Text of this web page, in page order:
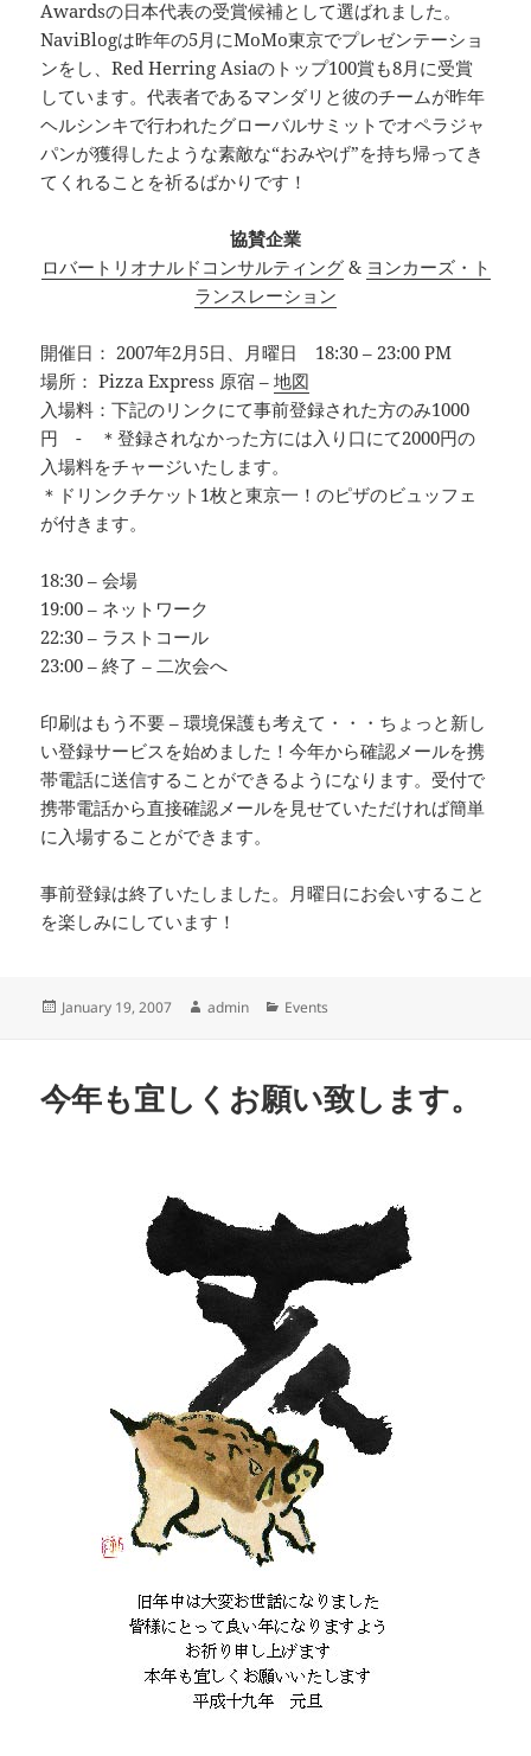
Awardsの日本代表の受賞候補として選ばれました。
NaviBlogは昨年の5月にMoMo東京でプレゼンテーショ
ンをし、Red Herring Asiaのトップ100賞も8月に受賞
しています。代表者であるマンダリと彼のチームが昨年
ヘルシンキで行われたグローバルサミットでオペラジャ
パンが獲得したような素敵な“おみやげ”を持ち帰ってき
てくれることを祈るばかりです！
協賛企業
ロバートリオナルドコンサルティング& ヨンカーズ・ト
ランスレーション
開催日： 2007年2月5日、月曜日 18:30 – 23:00 PM
場所： Pizza Express 原宿 –地図
入場料：下記のリンクにて事前登録された方のみ1000
円 - ＊登録されなかった方には入り口にて2000円の
入場料をチャージいたします。
＊ドリンクチケット1枚と東京一！のピザのビュッフェ
が付きます。
18:30 – 会場
19:00 – ネットワーク
22:30 – ラストコール
23:00 – 終了 – 二次会へ
印刷はもう不要 – 環境保護も考えて・・・ちょっと新し
い登録サービスを始めました！今年から確認メールを携
帯電話に送信することができるようになります。受付で
携帯電話から直接確認メールを見せていただければ簡単
に入場することができます。
事前登録は終了いたしました。月曜日にお会いすること
を楽しみにしています！
Posted
January 19, 2007 Author
admin Categories
Events
今年も宜しくお願い致します。